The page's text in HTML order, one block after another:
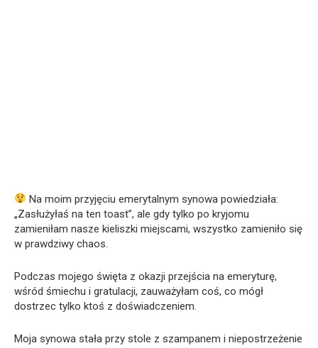
Na moim przyjęciu emerytalnym synowa powiedziała:
„Zasłużyłaś na ten toast”, ale gdy tylko po kryjomu
zamieniłam nasze kieliszki miejscami, wszystko zamieniło się
w prawdziwy chaos.
Podczas mojego święta z okazji przejścia na emeryturę,
wśród śmiechu i gratulacji, zauważyłam coś, co mógł
dostrzec tylko ktoś z doświadczeniem.
Moja synowa stała przy stole z szampanem i niepostrzeżenie